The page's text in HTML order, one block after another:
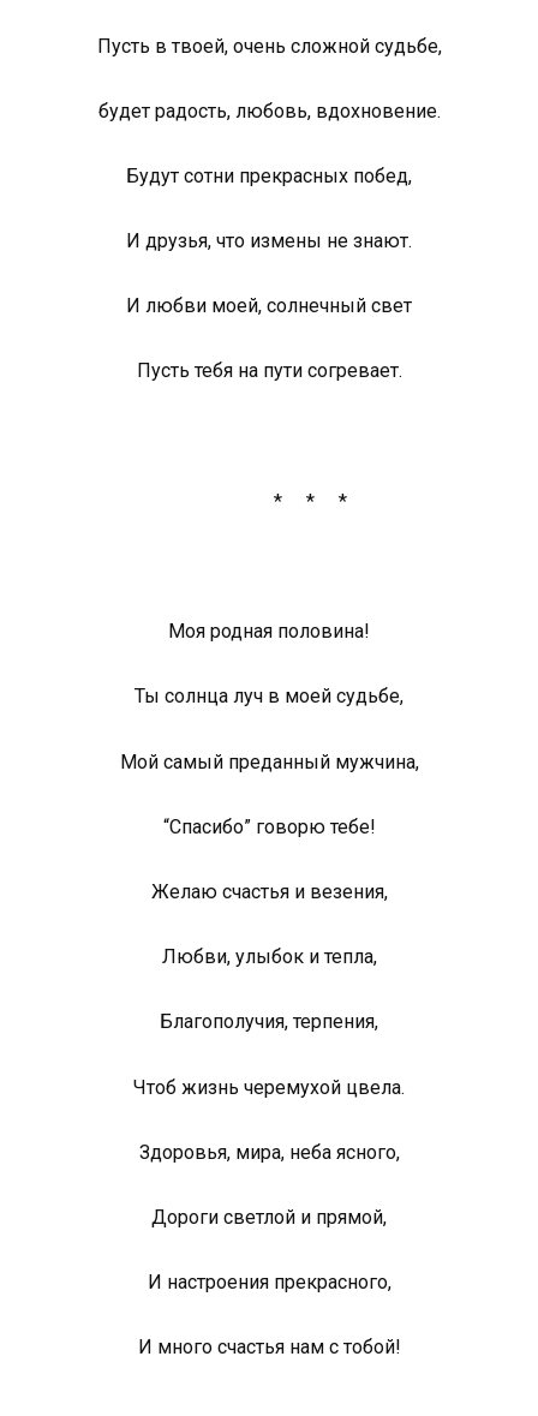
Пусть в твоей, очень сложной судьбе,
будет радость, любовь, вдохновение.
Будут сотни прекрасных побед,
И друзья, что измены не знают.
И любви моей, солнечный свет
Пусть тебя на пути согревает.
* * *
Моя родная половина!
Ты солнца луч в моей судьбе,
Мой самый преданный мужчина,
“Спасибо” говорю тебе!
Желаю счастья и везения,
Любви, улыбок и тепла,
Благополучия, терпения,
Чтоб жизнь черемухой цвела.
Здоровья, мира, неба ясного,
Дороги светлой и прямой,
И настроения прекрасного,
И много счастья нам с тобой!